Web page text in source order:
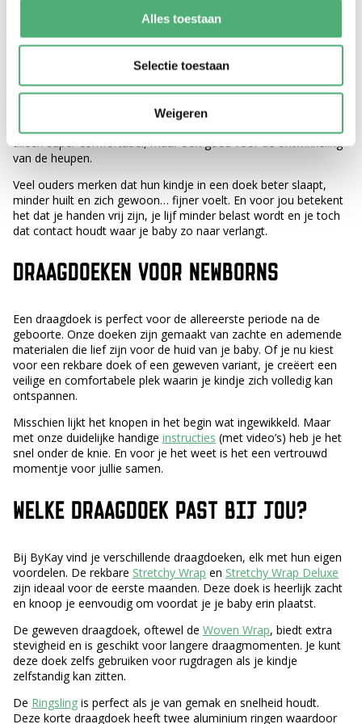
Alles toestaan
Selectie toestaan
Weigeren
WAT MAAKT EEN DRAAGDOEK ZO FIJN?
Een draagdoek geeft je
baby precies wat hij of zij nodig heeft: warmte, geborgenheid en
constante nabijheid. De doek sluit mooi aan en ondersteunt je
kindje in een natuurlijke houding. Het ruggetje bol en de
beentjes in de bekende ergonomische M-positie. Dat is niet
alleen super comfortabel, maar ook goed voor de ontwikkeling
van de heupen.
Veel ouders merken dat hun kindje in een doek beter slaapt,
minder huilt en zich gewoon… fijner voelt. En voor jou betekent
het dat je handen vrij zijn, je lijf minder belast wordt en je toch
dat contact houdt waar je baby zo naar verlangt.
DRAAGDOEKEN VOOR NEWBORNS
Een draagdoek is perfect voor de allereerste periode na de
geboorte. Onze doeken zijn gemaakt van zachte en ademende
materialen die lief zijn voor de huid van je baby. Of je nu kiest
voor een rekbare doek of een geweven variant, je creëert een
veilige en comfortabele plek waarin je kindje zich volledig kan
ontspannen.
Misschien lijkt het knopen in het begin wat ingewikkeld. Maar
met onze duidelijke handige instructies (met video’s) heb je het
snel onder de knie. En voor je het weet is het een vertrouwd
momentje voor jullie samen.
WELKE DRAAGDOEK PAST BIJ JOU?
Bij ByKay vind je verschillende draagdoeken, elk met hun eigen
voordelen. De rekbare Stretchy Wrap en Stretchy Wrap Deluxe
zijn ideaal voor de eerste maanden. Deze doek is heerlijk zacht
en knoop je eenvoudig om voordat je je baby erin plaatst.
De geweven draagdoek, oftewel de Woven Wrap, biedt extra
stevigheid en is geschikt voor langere draagmomenten. Je kunt
deze doek zelfs gebruiken voor rugdragen als je kindje
zelfstandig kan zitten.
De Ringsling is perfect als je van gemak en snelheid houdt.
Deze korte draagdoek heeft twee aluminium ringen waardoor